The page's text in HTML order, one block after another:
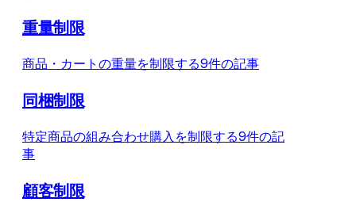
重量制限
商品・カートの重量を制限する9件の記事
同梱制限
特定商品の組み合わせ購入を制限する9件の記
事
顧客制限